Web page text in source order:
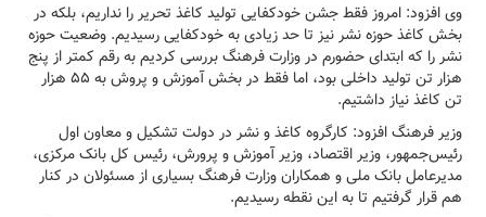
وی افزود: امروز فقط جشن خودکفایی تولید کاغذ تحریر را نداریم، بلکه در
بخش کاغذ حوزه نشر نیز تا حد زیادی به خودکفایی رسیدیم. وضعیت حوزه
نشر را که ابتدای حضورم در وزارت فرهنگ بررسی کردیم به رقم کمتر از پنج
هزار تن تولید داخلی بود، اما فقط در بخش آموزش و پروش به ۵۵ هزار
تن کاغذ نیاز داشتیم.
وزیر فرهنگ افزود: کارگروه کاغذ و نشر در دولت تشکیل و معاون اول
رئیس‌جمهور، وزیر اقتصاد، وزیر آموزش و پرورش، رئیس کل بانک مرکزی،
مدیرعامل بانک ملی و همکاران وزارت فرهنگ بسیاری از مسئولان در کنار
هم قرار گرفتیم تا به این نقطه رسیدیم.